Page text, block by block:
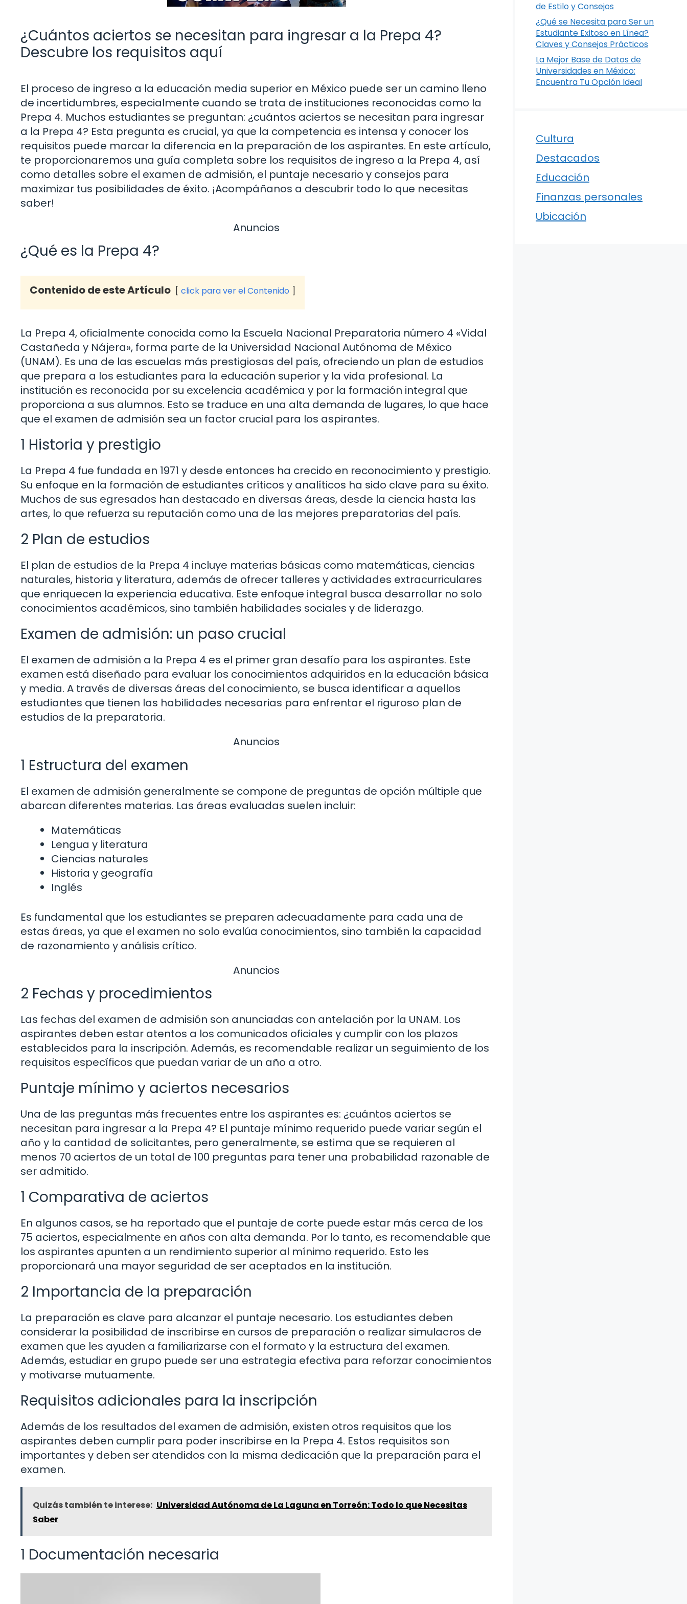
¿Cuántos aciertos se necesitan para ingresar a la Prepa 4?
Descubre los requisitos aquí
El proceso de ingreso a la educación media superior en México puede ser un camino lleno
de incertidumbres, especialmente cuando se trata de instituciones reconocidas como la
Prepa 4. Muchos estudiantes se preguntan: ¿cuántos aciertos se necesitan para ingresar
a la Prepa 4? Esta pregunta es crucial, ya que la competencia es intensa y conocer los
requisitos puede marcar la diferencia en la preparación de los aspirantes. En este artículo,
te proporcionaremos una guía completa sobre los requisitos de ingreso a la Prepa 4, así
como detalles sobre el examen de admisión, el puntaje necesario y consejos para
maximizar tus posibilidades de éxito. ¡Acompáñanos a descubrir todo lo que necesitas
saber!
Anuncios
¿Qué es la Prepa 4?
Contenido de este Artículo click para ver el Contenido
La Prepa 4, oficialmente conocida como la Escuela Nacional Preparatoria número 4 «Vidal
Castañeda y Nájera», forma parte de la Universidad Nacional Autónoma de México
(UNAM). Es una de las escuelas más prestigiosas del país, ofreciendo un plan de estudios
que prepara a los estudiantes para la educación superior y la vida profesional. La
institución es reconocida por su excelencia académica y por la formación integral que
proporciona a sus alumnos. Esto se traduce en una alta demanda de lugares, lo que hace
que el examen de admisión sea un factor crucial para los aspirantes.
1 Historia y prestigio
La Prepa 4 fue fundada en 1971 y desde entonces ha crecido en reconocimiento y prestigio.
Su enfoque en la formación de estudiantes críticos y analíticos ha sido clave para su éxito.
Muchos de sus egresados han destacado en diversas áreas, desde la ciencia hasta las
artes, lo que refuerza su reputación como una de las mejores preparatorias del país.
2 Plan de estudios
El plan de estudios de la Prepa 4 incluye materias básicas como matemáticas, ciencias
naturales, historia y literatura, además de ofrecer talleres y actividades extracurriculares
que enriquecen la experiencia educativa. Este enfoque integral busca desarrollar no solo
conocimientos académicos, sino también habilidades sociales y de liderazgo.
Examen de admisión: un paso crucial
El examen de admisión a la Prepa 4 es el primer gran desafío para los aspirantes. Este
examen está diseñado para evaluar los conocimientos adquiridos en la educación básica
y media. A través de diversas áreas del conocimiento, se busca identificar a aquellos
estudiantes que tienen las habilidades necesarias para enfrentar el riguroso plan de
estudios de la preparatoria.
Anuncios
1 Estructura del examen
El examen de admisión generalmente se compone de preguntas de opción múltiple que
abarcan diferentes materias. Las áreas evaluadas suelen incluir:
Matemáticas
Lengua y literatura
Ciencias naturales
Historia y geografía
Inglés
Es fundamental que los estudiantes se preparen adecuadamente para cada una de
estas áreas, ya que el examen no solo evalúa conocimientos, sino también la capacidad
de razonamiento y análisis crítico.
Anuncios
2 Fechas y procedimientos
Las fechas del examen de admisión son anunciadas con antelación por la UNAM. Los
aspirantes deben estar atentos a los comunicados oficiales y cumplir con los plazos
establecidos para la inscripción. Además, es recomendable realizar un seguimiento de los
requisitos específicos que puedan variar de un año a otro.
Puntaje mínimo y aciertos necesarios
Una de las preguntas más frecuentes entre los aspirantes es: ¿cuántos aciertos se
necesitan para ingresar a la Prepa 4? El puntaje mínimo requerido puede variar según el
año y la cantidad de solicitantes, pero generalmente, se estima que se requieren al
menos 70 aciertos de un total de 100 preguntas para tener una probabilidad razonable de
ser admitido.
1 Comparativa de aciertos
En algunos casos, se ha reportado que el puntaje de corte puede estar más cerca de los
75 aciertos, especialmente en años con alta demanda. Por lo tanto, es recomendable que
los aspirantes apunten a un rendimiento superior al mínimo requerido. Esto les
proporcionará una mayor seguridad de ser aceptados en la institución.
2 Importancia de la preparación
La preparación es clave para alcanzar el puntaje necesario. Los estudiantes deben
considerar la posibilidad de inscribirse en cursos de preparación o realizar simulacros de
examen que les ayuden a familiarizarse con el formato y la estructura del examen.
Además, estudiar en grupo puede ser una estrategia efectiva para reforzar conocimientos
y motivarse mutuamente.
Requisitos adicionales para la inscripción
Además de los resultados del examen de admisión, existen otros requisitos que los
aspirantes deben cumplir para poder inscribirse en la Prepa 4. Estos requisitos son
importantes y deben ser atendidos con la misma dedicación que la preparación para el
examen.
Quizás también te interese: Universidad Autónoma de La Laguna en Torreón: Todo lo que Necesitas
Saber
1 Documentación necesaria
de Estilo y Consejos
¿Qué se Necesita para Ser un
Estudiante Exitoso en Línea?
Claves y Consejos Prácticos
La Mejor Base de Datos de
Universidades en México:
Encuentra Tu Opción Ideal
Cultura
Destacados
Educación
Finanzas personales
Ubicación